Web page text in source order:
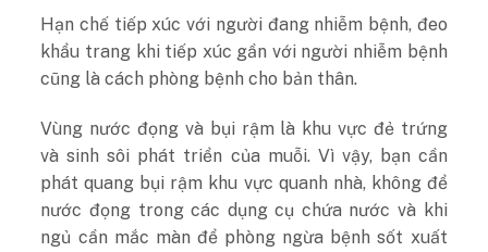
Hạn chế tiếp xúc với người đang nhiễm bệnh, đeo
khẩu trang khi tiếp xúc gần với người nhiễm bệnh
cũng là cách phòng bệnh cho bản thân.
Vùng nước đọng và bụi rậm là khu vực đẻ trứng
và sinh sôi phát triển của muỗi. Vì vậy, bạn cần
phát quang bụi rậm khu vực quanh nhà, không để
nước đọng trong các dụng cụ chứa nước và khi
ngủ cần mắc màn để phòng ngừa bệnh sốt xuất